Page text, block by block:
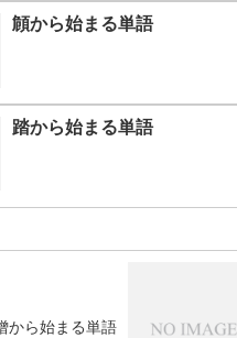
頠から始まる単語
踏から始まる単語
から始まる単語